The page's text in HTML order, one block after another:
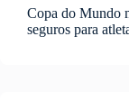
Copa do Mundo
seguros para